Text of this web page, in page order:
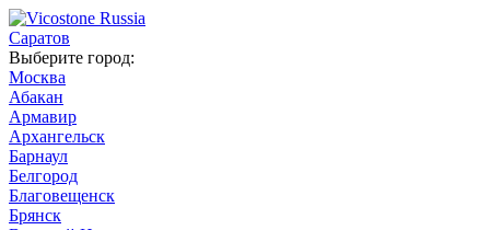
Саратов
Выберите город:
Москва
Абакан
Армавир
Архангельск
Барнаул
Белгород
Благовещенск
Брянск